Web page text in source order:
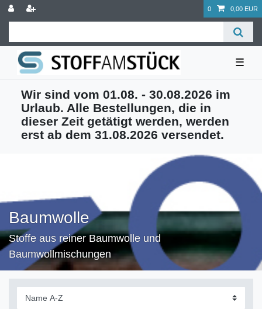
0 0,00 EUR
☰
Wir sind vom 01.08. - 30.08.2026 im
Urlaub. Alle Bestellungen, die in
dieser Zeit getätigt werden, werden
erst ab dem 31.08.2026 versendet.
Baumwolle
Stoffe aus reiner Baumwolle und
Baumwollmischungen